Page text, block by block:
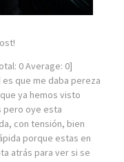
0Average: 0]
es que me daba pereza
ya hemos visto
pero oye esta
con tensión, bien
porque estas en
atrás para ver si se